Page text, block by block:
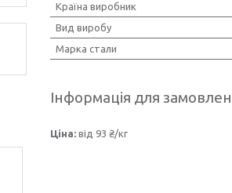
Країна виробник
Вид виробу
Марка стали
Інформація для
Ціна: від 93 ₴/кг